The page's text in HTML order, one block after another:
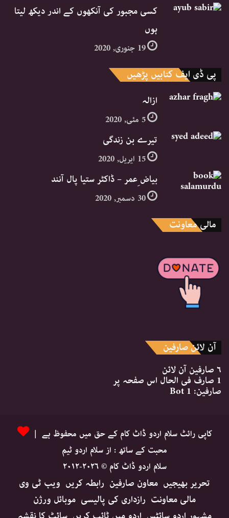
کسی مجبور کی آنکھوں کے اندر دیکھ لیتا
ہوں
19 جنوری, 2020
پی ڈی ایف کتابیں پڑھیں
ازالہ
5 مئی, 2020
تیرے بن زندگی
15 اپریل, 2020
بیاض ِعمر – ڈاکٹر ستیا پال آنند
30 دسمبر, 2020
مالی معاونت
آن لائن صارفین
۶ صارفین
آن لائن
1 صارف فی الحال اس صفحہ پر
صارفین: 1 Bot
کاپی رائٹ سلام اردو ڈاٹ کام کے حق میں محفوظ ہے |
محبت کے ساتھ : از سلام اردو ٹیم
سلام اردو ڈاٹ کام © ۲۰۲۶-۲۰۱۲
تحریر بھیجیں معاون صارفین رابطہ کریں ویب ٹی وی
مالی معاونت رازداری کی پالیسی موبائل ورژن